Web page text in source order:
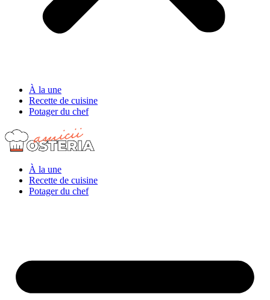
À la une
Recette de cuisine
Potager du chef
À la une
Recette de cuisine
Potager du chef